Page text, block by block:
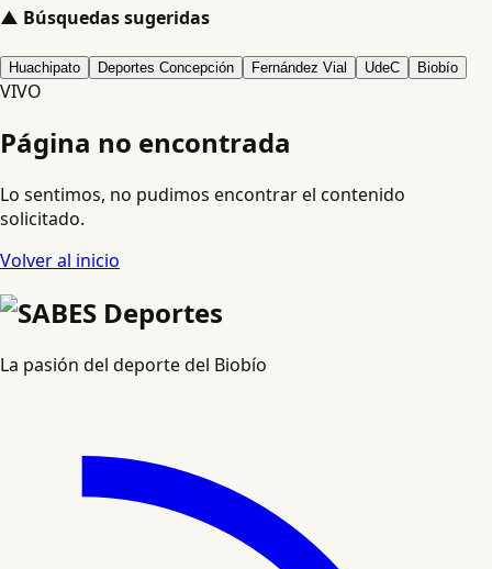
▲ Búsquedas sugeridas
Huachipato Deportes Concepción Fernández Vial UdeC Biobío
VIVO
Página no encontrada
Lo sentimos, no pudimos encontrar el contenido
solicitado.
Volver al inicio
La pasión del deporte del Biobío